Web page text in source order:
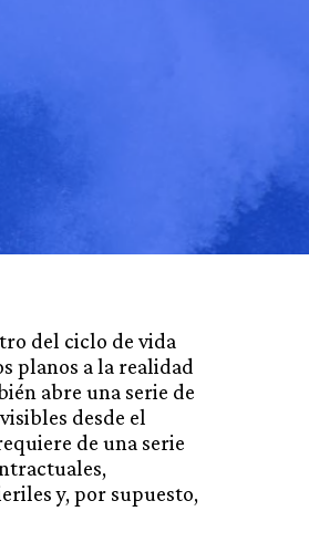
del ciclo de vida
planos a la realidad
abre una serie de
desde el
de una serie
y, por supuesto,